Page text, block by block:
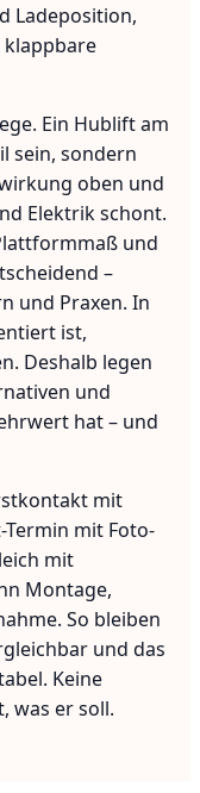
Ladeposition,
klappbare
Ein Hublift am
sein, sondern
oben und
Elektrik schont.
und
–
und Praxen. In
ist,
Deshalb legen
und
hat – und
mit
mit Foto-
mit
Montage,
So bleiben
und das
Keine
was er soll.